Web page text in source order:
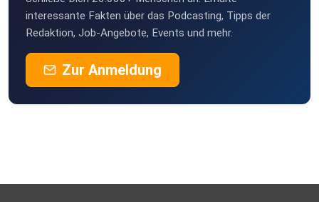
interessante Fakten über das Podcasting, Tipps der
Redaktion, Job-Angebote, Events und mehr.
Zur Anmeldung